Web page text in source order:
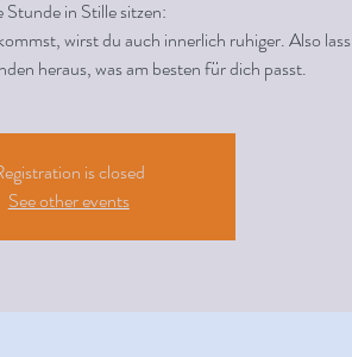
Stunde in Stille sitzen:
wirst du auch innerlich ruhiger. Also lass
heraus, was am besten für dich passt.
is closed
See other events